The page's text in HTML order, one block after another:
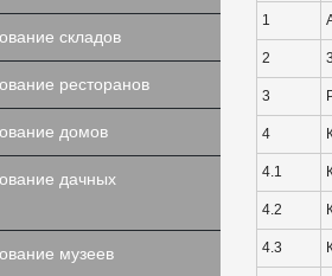
складов
ресторанов
домов
дачных
музеев
1
2
3
4
4.1
4.2
4.3